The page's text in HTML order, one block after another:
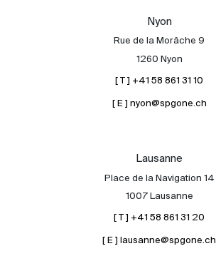
Nos experts
Contacter
Le blog
Nyon
Rue de la Morâche 9
1260 Nyon
[ T ] +41 58 861 31 10
[ E ] nyon@spgone.ch
Lausanne
Place de la Navigation 14
1007 Lausanne
[ T ] +41 58 861 31 20
[ E ] lausanne@spgone.ch